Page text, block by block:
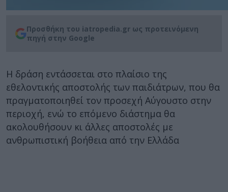
Προσθήκη του iatropedia.gr ως προτεινόμενη
πηγή στην Google
Η δράση εντάσσεται στο πλαίσιο της
εθελοντικής αποστολής των παιδιάτρων, που θα
πραγματοποιηθεί τον προσεχή Αύγουστο στην
περιοχή, ενώ το επόμενο διάστημα θα
ακολουθήσουν κι άλλες αποστολές με
ανθρωπιστική βοήθεια από την Ελλάδα